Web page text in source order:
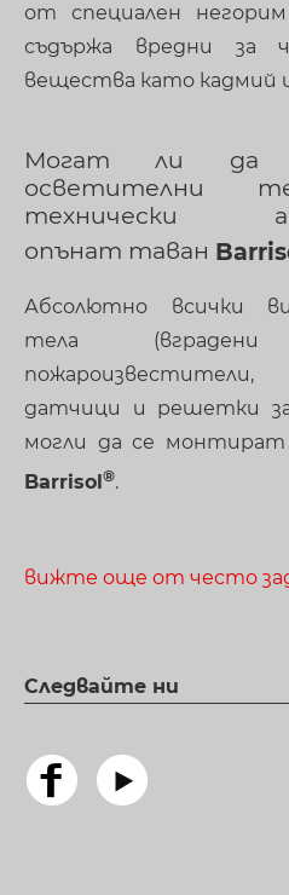
от специален
съдържа вредни за
вещества като кадмий
Могат ли да
осветителни
технически
опънат таван
Абсолютно всички
тела
датчици и решетки
могли да се
Barrisol
.
вижте още от често
Следвайте ни